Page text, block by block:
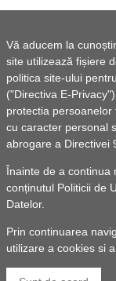
Vă aducem la
site utilizează fișiere
politica site-ului
("Directiva E-
protectia
cu caracter personal
abrogare a Directivei
Înainte de a continua
conținutul Politicii de
Datelor.
Prin continuarea
utilizare a cookies si